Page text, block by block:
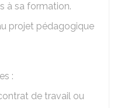
à sa formation.
projet pédagogique
:
de travail ou